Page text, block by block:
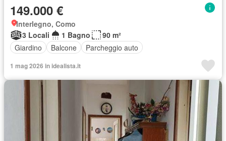
149.000 €
Interlegno, Como
3 Locali
1 Bagno
90 m²
Giardino
Balcone Parcheggio auto
1 mag 2026 in idealista.it